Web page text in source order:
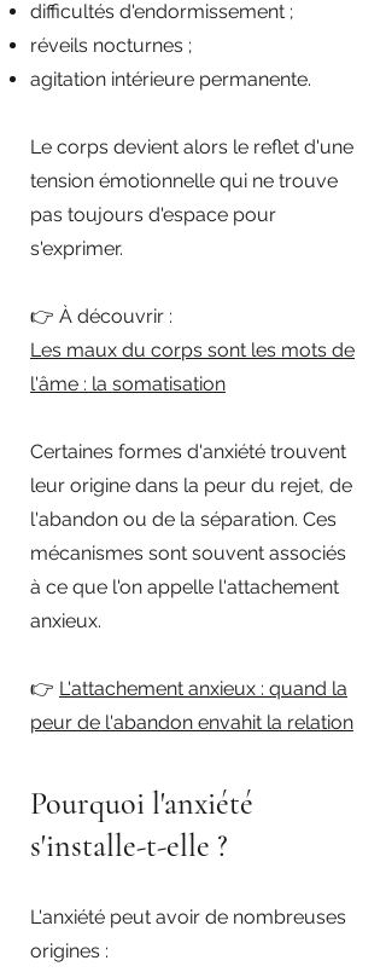
difficultés d'endormissement ;
réveils nocturnes ;
agitation intérieure permanente.
Le corps devient alors le reflet d'une
tension émotionnelle qui ne trouve
pas toujours d'espace pour
s'exprimer.
👉 À découvrir :
Les maux du corps sont les mots de
l'âme : la somatisation
Certaines formes d'anxiété trouvent
leur origine dans la peur du rejet, de
l'abandon ou de la séparation. Ces
mécanismes sont souvent associés
à ce que l'on appelle l'attachement
anxieux.
👉 L'attachement anxieux : quand la
peur de l'abandon envahit la relation
Pourquoi l'anxiété
s'installe-t-elle ?
L'anxiété peut avoir de nombreuses
origines :